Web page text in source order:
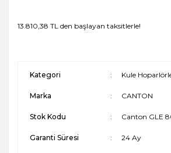
13.810,38 TL den başlayan taksitlerle!
Kategori Kule
Marka CANTON
Stok Kodu Canton GLE
Garanti Süresi 24 Ay